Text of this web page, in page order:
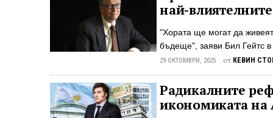
Какво точно е комплексно
движение, което ангажира
една става. Упражненията,
наведнъж. Ползата? Те са
най-
"Хората ще могат да
бъдеще", заяви Бил Гейтс в
на технологичния
съществена промяна в
общоприетото становище,
ще засегнат най-тежко
29 ОКТОМВРИ, 2025 от КЕВИН
Радикалните
икономиката